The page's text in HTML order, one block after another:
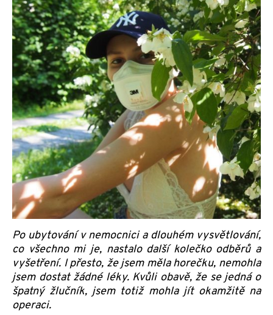
Po ubytování v nemocnici a dlouhém vysvětlování,
co všechno mi je, nastalo další kolečko odběrů a
vyšetření. I přesto, že jsem měla horečku, nemohla
jsem dostat žádné léky. Kvůli obavě, že se jedná o
špatný žlučník, jsem totiž mohla jít okamžitě na
operaci.